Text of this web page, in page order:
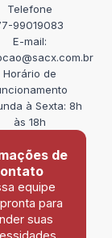
Telefone
99019083
E-mail:
Horário de
à Sexta: 8h
às 18h
de
equipe
para
suas